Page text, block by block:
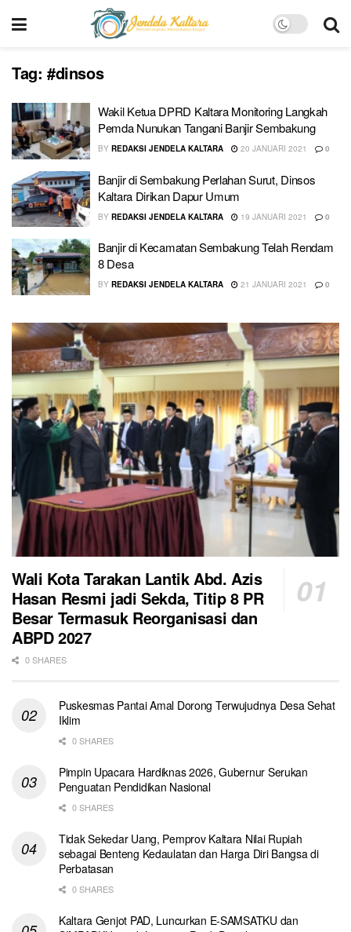
Tag: #dinsos
Wakil Ketua DPRD Kaltara Monitoring Langkah
Pemda Nunukan Tangani Banjir Sembakung
BY REDAKSI JENDELA KALTARA 20 JANUARI 2021 0
Banjir di Sembakung Perlahan Surut, Dinsos
Kaltara Dirikan Dapur Umum
BY REDAKSI JENDELA KALTARA 19 JANUARI 2021 0
Banjir di Kecamatan Sembakung Telah Rendam
8 Desa
BY REDAKSI JENDELA KALTARA 21 JANUARI 2021 0
Wali Kota Tarakan Lantik Abd. Azis
Hasan Resmi jadi Sekda, Titip 8 PR
Besar Termasuk Reorganisasi dan
ABPD 2027
0 SHARES
Puskesmas Pantai Amal Dorong Terwujudnya Desa Sehat
Iklim
0 SHARES
Pimpin Upacara Hardiknas 2026, Gubernur Serukan
Penguatan Pendidikan Nasional
0 SHARES
Tidak Sekedar Uang, Pemprov Kaltara Nilai Rupiah
sebagai Benteng Kedaulatan dan Harga Diri Bangsa di
Perbatasan
0 SHARES
Kaltara Genjot PAD, Luncurkan E-SAMSATKU dan